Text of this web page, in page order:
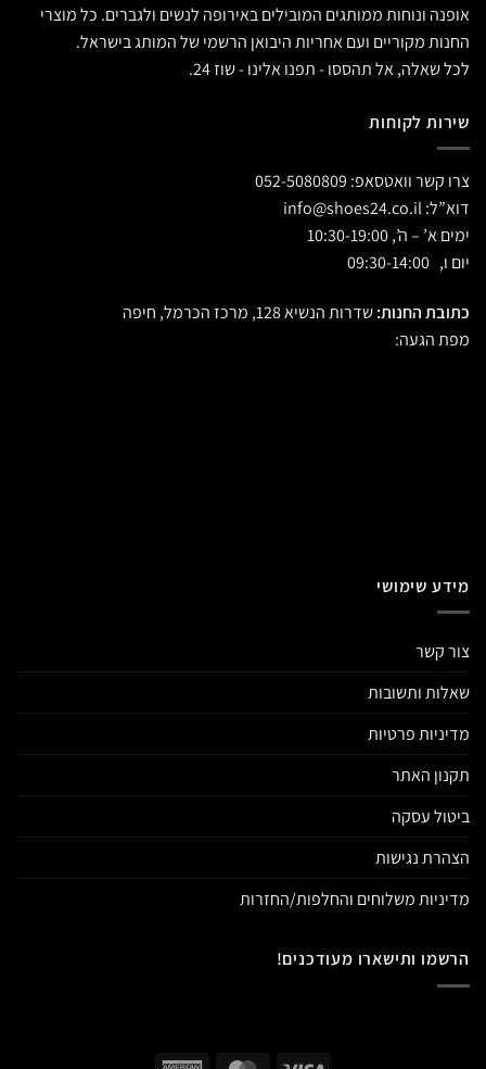
אופנה ונוחות ממותגים המובילים באירופה לנשים ולגברים. כל מוצרי
החנות מקוריים ועם אחריות היבואן הרשמי של המותג בישראל.
לכל שאלה, אל תהססו - תפנו אלינו - שוז 24.
שירות לקוחות
צרו קשר וואטסאפ: 052-5080809
דוא”ל:
ימים א’ – ה’, 10:30-19:00
יום ו, 09:30-14:00
כתובת החנות:שדרות הנשיא 128, מרכז הכרמל, חיפה
מפת הגעה:
מידע שימושי
צור קשר
שאלות ותשובות
מדיניות פרטיות
תקנון האתר
ביטול עסקה
הצהרת נגישות
מדיניות משלוחים והחלפות/החזרות
הרשמו ותישארו מעודכנים!